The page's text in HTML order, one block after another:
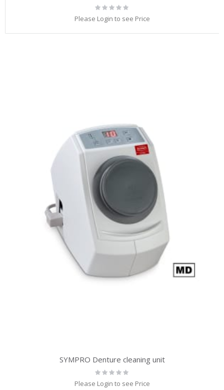
Rating:
0%
Please Login to see Price
SYMPRO Denture cleaning unit
Rating:
0%
Please Login to see Price